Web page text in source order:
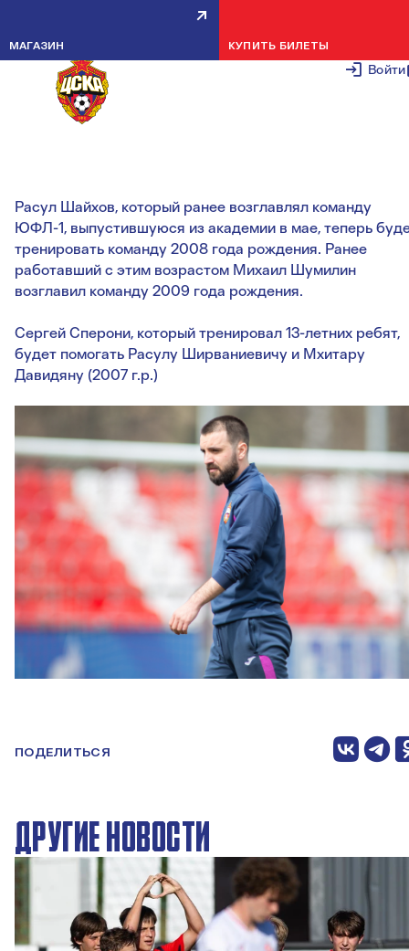
Войти
МАГАЗИН КУПИТЬ БИЛЕТЫ
РАСУЛ ШАЙХОВ ВОЗГЛАВИЛ
КОМАНДУ 2008 Г.Р., МИХАИЛ
ШУМИЛИН — 2009 Г.Р.
Расул Шайхов, который ранее возглавлял команду
ЮФЛ-1, выпустившуюся из академии в мае, теперь
тренировать команду 2008 года рождения. Ранее
работавший с этим возрастом Михаил Шумилин
возглавил команду 2009 года рождения.
Сергей Сперони, который тренировал 13-летних ребят,
будет помогать Расулу Ширваниевичу и Мхитару
Давидяну (2007 г.р.)
ПОДЕЛИТЬСЯ
ДРУГИЕ НОВОСТИ